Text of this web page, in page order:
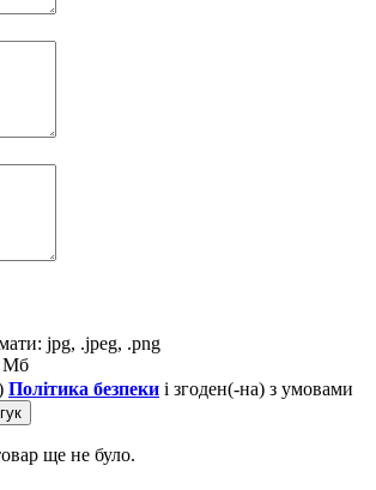
jpg, .jpeg, .png
Мб
Політика безпеки і згоден(-на) з умовами
ще не було.